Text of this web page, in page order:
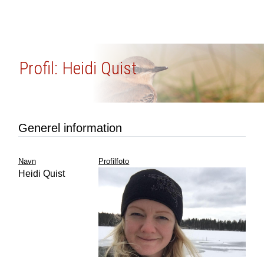
Profil: Heidi Quist
Generel information
Navn
Heidi Quist
Profilfoto